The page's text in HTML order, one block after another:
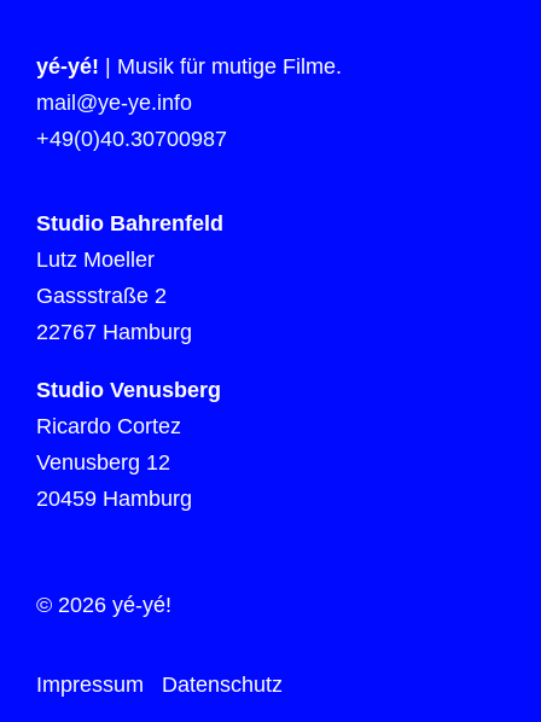
yé-yé! | Musik für mutige Filme.
mail@ye-ye.info
+49(0)40.30700987
Studio Bahrenfeld
Lutz Moeller
Gassstraße 2
22767 Hamburg
Studio Venusberg
Ricardo Cortez
Venusberg 12
20459 Hamburg
© 2026 yé-yé!
Impressum Datenschutz